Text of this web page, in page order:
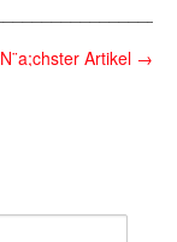
N¨a;chster Artikel →